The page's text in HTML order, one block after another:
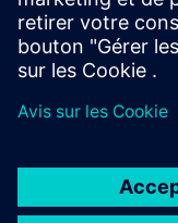
Logiciels Siemens:
STAR-CCM+